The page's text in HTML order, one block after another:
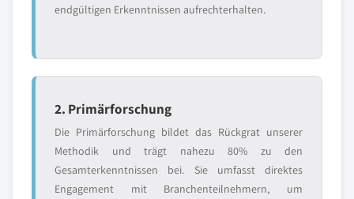
endgültigen Erkenntnissen aufrechterhalten.
2. Primärforschung
Die Primärforschung bildet das Rückgrat unserer
Methodik und trägt nahezu 80% zu den
Gesamterkenntnissen bei. Sie umfasst direktes
Engagement mit Branchenteilnehmern, um